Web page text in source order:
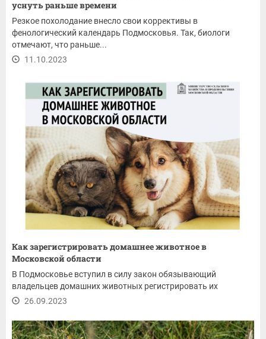
уснуть раньше времени
Резкое похолодание внесло свои коррективы в
фенологический календарь Подмосковья. Так, биологи
отмечают, что раньше...
11.10.2023
Как зарегистрировать домашнее животное в
Московской области
В Подмосковье вступил в силу закон обязывающий
владельцев домашних животных регистрировать их
26.09.2023